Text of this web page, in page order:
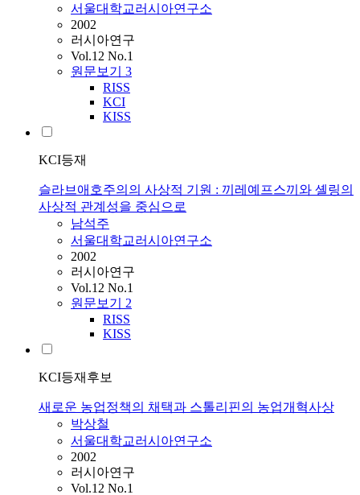
서울대학교러시아연구소
2002
러시아연구
Vol.12 No.1
원문보기 3
RISS
KCI
KISS
KCI등재
슬라브애호주의의 사상적 기원 : 끼레예프스끼와 셸링의
사상적 관계성을 중심으로
남석주
서울대학교러시아연구소
2002
러시아연구
Vol.12 No.1
원문보기 2
RISS
KISS
KCI등재후보
새로운 농업정책의 채택과 스톨리핀의 농업개혁사상
박상철
서울대학교러시아연구소
2002
러시아연구
Vol.12 No.1